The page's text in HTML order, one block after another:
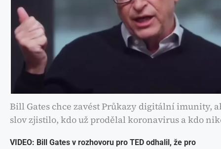
Bill Gates chce zavést Průkazy digitální imunity,
slov zjistilo, kdo už prodělal koronavirus a kdo
VIDEO: Bill Gates v rozhovoru pro TED odhalil, že pro